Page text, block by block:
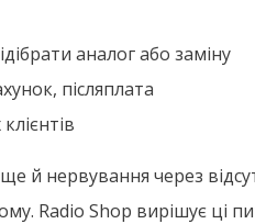
аналог або заміну
післяплата
й нервування через
Radio Shop вирішує ці